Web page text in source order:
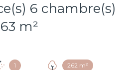
263 m²
1 262 m²